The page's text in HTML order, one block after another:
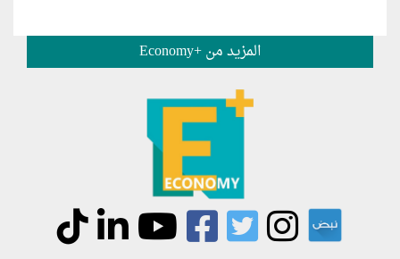
المزيد من +Economy